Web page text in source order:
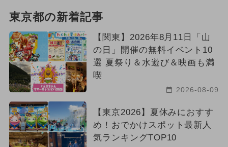
東京都の新着記事
【関東】2026年8月11日「山
の日」開催の無料イベント10
選 夏祭り＆水遊び＆映画も満
喫
2026-08-09
【東京2026】夏休みにおすす
め！おでかけスポット最新人
気ランキングTOP10